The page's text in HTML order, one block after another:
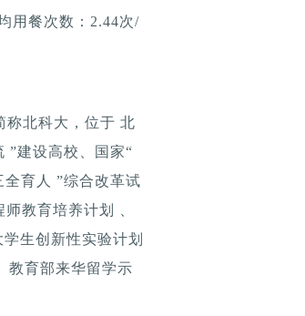
用餐次数：2.44次/
称北科大，位于 北
”建设高校、国家“
全育人 ”综合改革试
教育培养计划 、
生创新性实验计划
教育部来华留学示